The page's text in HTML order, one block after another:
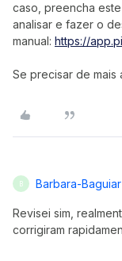
caso, preencha
analisar e fazer o
manual: https://
Se precisar de mais
B Barbara-Baguiar
Revisei sim,
corrigiram